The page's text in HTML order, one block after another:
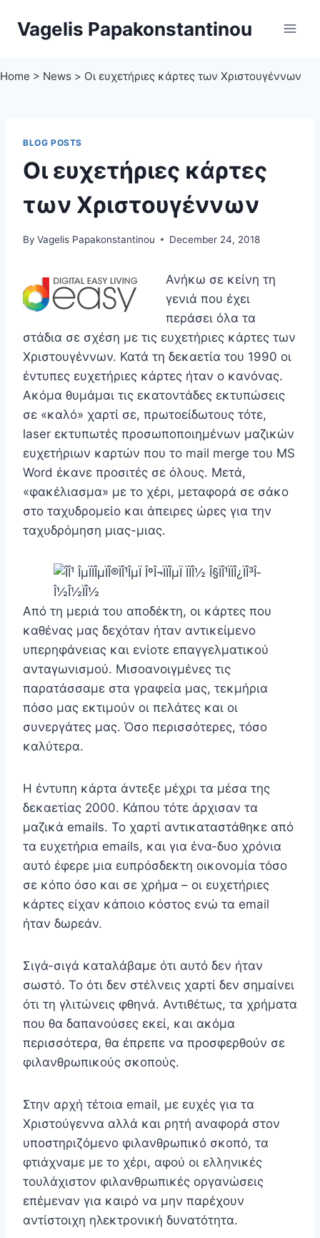
Vagelis Papakonstantinou
Home > News > Οι ευχετήριες κάρτες των Χριστουγέννων
BLOG POSTS
Οι ευχετήριες κάρτες
των Χριστουγέννων
By Vagelis Papakonstantinou December 24, 2018
Ανήκω σε κείνη τη
γενιά που έχει
περάσει όλα τα
στάδια σε σχέση με τις ευχετήριες κάρτες των
Χριστουγέννων. Κατά τη δεκαετία του 1990 οι
έντυπες ευχετήριες κάρτες ήταν ο κανόνας.
Ακόμα θυμάμαι τις εκατοντάδες εκτυπώσεις
σε «καλό» χαρτί σε, πρωτοείδωτους τότε,
laser εκτυπωτές προσωποποιημένων μαζικών
ευχετήριων καρτών που το mail merge του MS
Word έκανε προσιτές σε όλους. Μετά,
«φακέλιασμα» με το χέρι, μεταφορά σε σάκο
στο ταχυδρομείο και άπειρες ώρες για την
ταχυδρόμηση μιας-μιας.
Από τη μεριά του αποδέκτη, οι κάρτες που
καθένας μας δεχόταν ήταν αντικείμενο
υπερηφάνειας και ενίοτε επαγγελματικού
ανταγωνισμού. Μισοανοιγμένες τις
παρατάσσαμε στα γραφεία μας, τεκμήρια
πόσο μας εκτιμούν οι πελάτες και οι
συνεργάτες μας. Όσο περισσότερες, τόσο
καλύτερα.
Η έντυπη κάρτα άντεξε μέχρι τα μέσα της
δεκαετίας 2000. Κάπου τότε άρχισαν τα
μαζικά emails. Το χαρτί αντικαταστάθηκε από
τα ευχετήρια emails, και για ένα-δυο χρόνια
αυτό έφερε μια ευπρόσδεκτη οικονομία τόσο
σε κόπο όσο και σε χρήμα – οι ευχετήριες
κάρτες είχαν κάποιο κόστος ενώ τα email
ήταν δωρεάν.
Σιγά-σιγά καταλάβαμε ότι αυτό δεν ήταν
σωστό. Το ότι δεν στέλνεις χαρτί δεν σημαίνει
ότι τη γλιτώνεις φθηνά. Αντιθέτως, τα χρήματα
που θα δαπανούσες εκεί, και ακόμα
περισσότερα, θα έπρεπε να προσφερθούν σε
φιλανθρωπικούς σκοπούς.
Στην αρχή τέτοια email, με ευχές για τα
Χριστούγεννα αλλά και ρητή αναφορά στον
υποστηριζόμενο φιλανθρωπικό σκοπό, τα
φτιάχναμε με το χέρι, αφού οι ελληνικές
τουλάχιστον φιλανθρωπικές οργανώσεις
επέμεναν για καιρό να μην παρέχουν
αντίστοιχη ηλεκτρονική δυνατότητα.